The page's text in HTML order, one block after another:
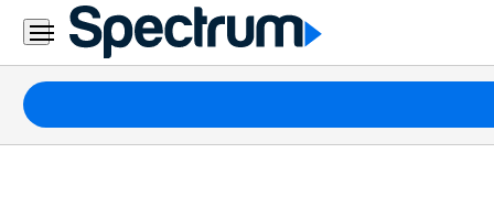
Residencial
Business
Paquetes
Internet